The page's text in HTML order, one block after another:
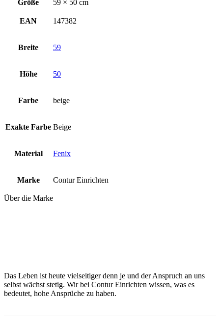
Größe
59 × 50 cm
EAN 147382
Breite 59
Höhe 50
Farbe beige
Exakte Farbe Beige
Material Fenix
Marke Contur Einrichten
Über die Marke
Das Leben ist heute vielseitiger denn je und der Anspruch an uns
selbst wächst stetig. Wir bei Contur Einrichten wissen, was es
bedeutet, hohe Ansprüche zu haben.